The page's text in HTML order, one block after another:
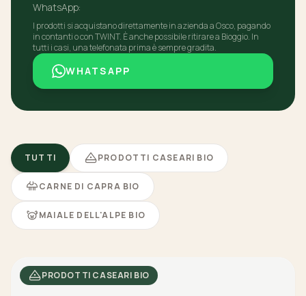
WhatsApp:
I prodotti si acquistano direttamente in azienda a Osco, pagando
in contanti o con TWINT. È anche possibile ritirare a Bioggio. In
tutti i casi, una telefonata prima è sempre gradita.
WHATSAPP
TUTTI PRODOTTI CASEARI BIO
CARNE DI CAPRA BIO
MAIALE DELL'ALPE BIO
PRODOTTI CASEARI BIO